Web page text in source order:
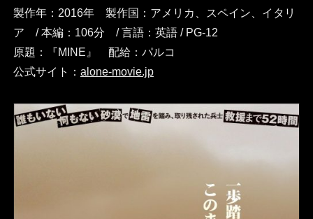
製作年：2016年 製作国：アメリカ、スペイン、イタリ
ア / 本編：106分 / 言語：英語 / PG-12
原題：『MINE』 配給：パルコ
公式サイト： alone-movie.jp